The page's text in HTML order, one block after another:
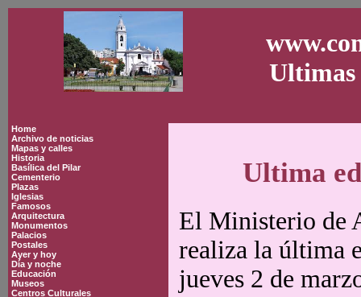
Ultimas
Home
Archivo de noticias
Mapas y calles
Historia
Basílica del Pilar
Cementerio
Plazas
Iglesias
Famosos
Arquitectura
Monumentos
Palacios
Postales
Ayer y hoy
Día y noche
Educación
Museos
Centros Culturales
Ultima
El Ministerio de
realiza la última
jueves 2 de